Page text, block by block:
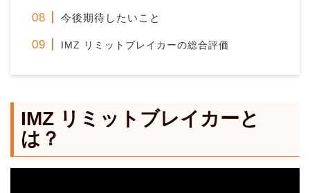
今後期待したいこと
IMZ リミットブレイカーの総合評価
IMZ リミットブレイカーと
は？